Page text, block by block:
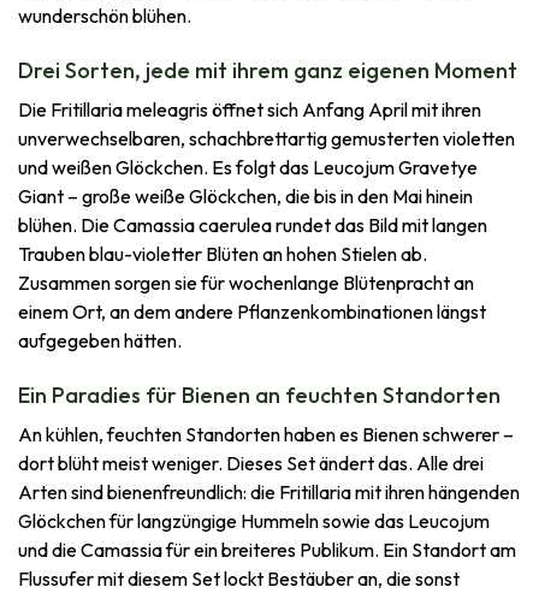
wunderschön blühen.
Drei Sorten, jede mit ihrem ganz eigenen Moment
Die Fritillaria meleagris öffnet sich Anfang April mit ihren
unverwechselbaren, schachbrettartig gemusterten violetten
und weißen Glöckchen. Es folgt das Leucojum Gravetye
Giant – große weiße Glöckchen, die bis in den Mai hinein
blühen. Die Camassia caerulea rundet das Bild mit langen
Trauben blau-violetter Blüten an hohen Stielen ab.
Zusammen sorgen sie für wochenlange Blütenpracht an
einem Ort, an dem andere Pflanzenkombinationen längst
aufgegeben hätten.
Ein Paradies für Bienen an feuchten Standorten
An kühlen, feuchten Standorten haben es Bienen schwerer –
dort blüht meist weniger. Dieses Set ändert das. Alle drei
Arten sind bienenfreundlich: die Fritillaria mit ihren hängenden
Glöckchen für langzüngige Hummeln sowie das Leucojum
und die Camassia für ein breiteres Publikum. Ein Standort am
Flussufer mit diesem Set lockt Bestäuber an, die sonst